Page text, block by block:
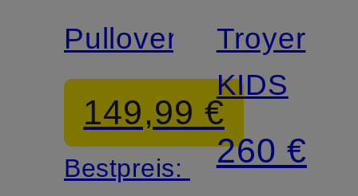
LAUREN
Pullover
149,99 €
Bestpreis:
LAUREN
Troyer
KIDS
260 €